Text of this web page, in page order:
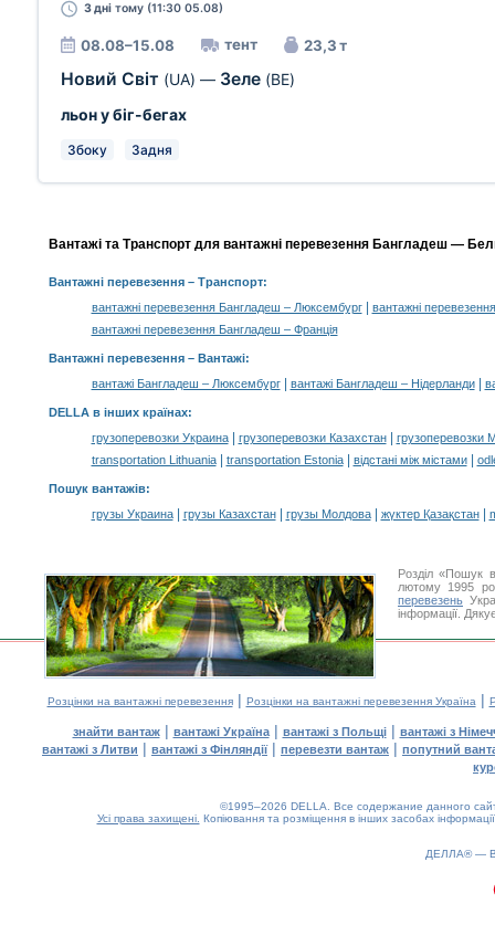
3 дні тому (11:30 05.08)
08.08–15.08 тент 23,3 т
Новий Світ (UA) — Зеле (BE)
льон у біг-бегах
Збоку Задня
Вантажі та Транспорт для вантажні перевезення Бангладеш —
Вантажні перевезення– Транспорт:
вантажні перевезення Бангладеш – Люксембург|
вантажні
вантажні перевезення Бангладеш – Франція
Вантажні перевезення – Вантажі:
вантажі Бангладеш – Люксембург| вантажі Бангладеш – Нідерланди|
DELLA в інших країнах:
грузоперевозки Украина| грузоперевозки Казахстан|
грузоперевозки
transportation Lithuania| transportation Estonia| відстані між містами|
Пошук вантажів:
грузы Украина| грузы Казахстан| грузы Молдова| жүктер Қазақстан|
Розділ «Пошук
лютому 1995
перевезень
інформації.
Розцінки на вантажні перевезення| Розцінки на вантажні перевезення Україна |
знайти вантаж| вантажі Україна| вантажі з Польщі| вантажі з
вантажі з Литви | вантажі з Фінляндії| перевезти вантаж | попутний
©1995–2026 DELLA. Все содержание данного
Усі права захищені. Копіювання та розміщення в інших засобах
ДЕЛЛА® —